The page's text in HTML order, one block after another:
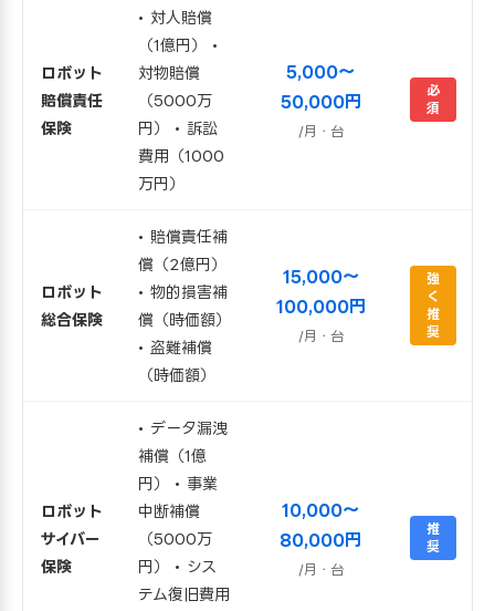
ロボット
賠償責任
保険
• 対人賠償
（1億円）
•
対物賠償
（5000万
円）
• 訴訟
費用（1000
万円）
5,000〜
50,000円
/月・台
必
須
ロボット
総合保険
• 賠償責任補
償（2億円）
• 物的損害補
償（時価額）
• 盗難補償
（時価額）
15,000〜
100,000円
/月・台
強
く
推
奨
ロボット
サイバー
保険
• データ漏洩
補償（1億
円）
• 事業
中断補償
（5000万
円）
• シス
テム復旧費用
10,000〜
80,000円
/月・台
推
奨